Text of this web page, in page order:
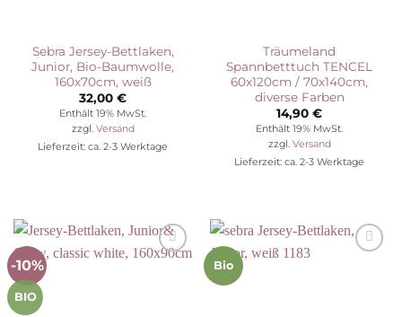
Sebra Jersey-Bettlaken,
Junior, Bio-Baumwolle,
160x70cm, weiß
32,00 €
Enthält 19% MwSt.
zzgl. Versand
Lieferzeit: ca. 2-3 Werktage
Träumeland
Spannbetttuch TENCEL
60x120cm / 70x140cm,
diverse Farben
14,90 €
Enthält 19% MwSt.
zzgl. Versand
Lieferzeit: ca. 2-3 Werktage
-10%
BIO
Bio